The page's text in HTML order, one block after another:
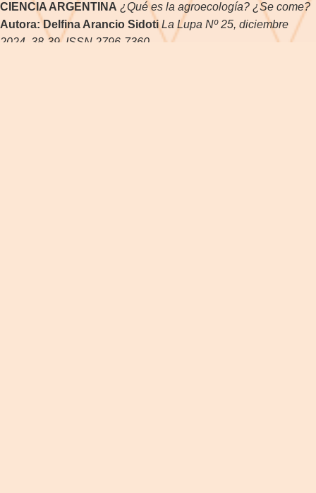
CIENCIA ARGENTINA ¿Qué es la agroecología? ¿Se come?
Autora: Delfina Arancio Sidoti La Lupa Nº 25, diciembre
2024, 38-39, ISSN 2796-7360